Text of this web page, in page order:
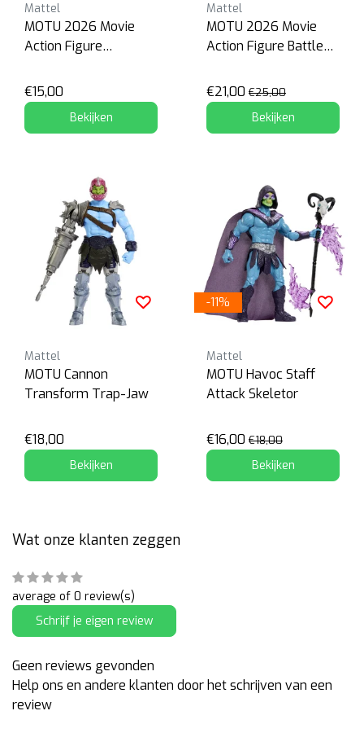
Mattel
MOTU 2026 Movie
Action Figure
€15,00
Bekijken
Mattel
MOTU 2026 Movie
Action Figure Battle
€21,00 €25,00
Bekijken
Mattel
MOTU Cannon
Transform Trap-Jaw
€18,00
Bekijken
-11%
Mattel
MOTU Havoc Staff
Attack Skeletor
€16,00 €18,00
Bekijken
Wat onze klanten zeggen
average of 0 review(s)
Schrijf je eigen review
Geen reviews gevonden
Help ons en andere klanten door het schrijven van een
review